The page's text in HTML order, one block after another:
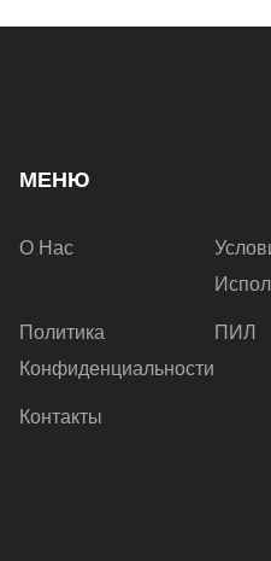
МЕНЮ
О Нас
Политика
Конфиденциальности
ПИЛ
Контакты